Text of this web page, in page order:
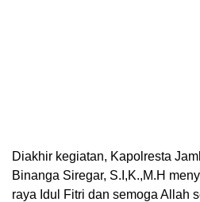
Diakhir kegiatan, Kapolresta
Binanga Siregar, S.I,K.,M.H
raya Idul Fitri dan semoga Allah